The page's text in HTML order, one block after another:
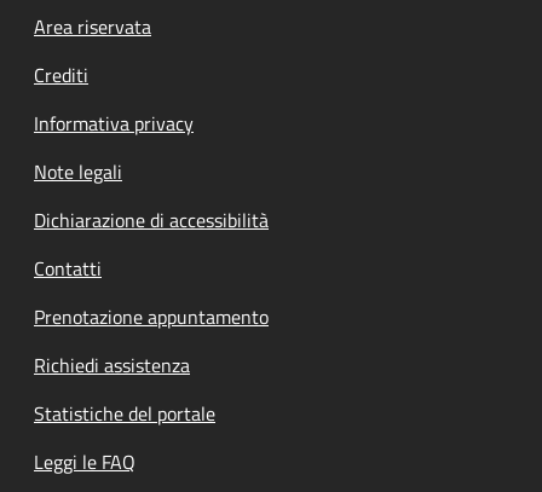
Footer menu
Area riservata
Crediti
Informativa privacy
Note legali
Dichiarazione di accessibilità
Contatti
Prenotazione appuntamento
Richiedi assistenza
Statistiche del portale
Leggi le FAQ